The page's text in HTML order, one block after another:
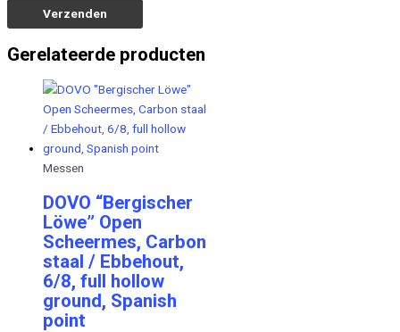
Gerelateerde producten
Messen
DOVO “Bergischer
Löwe” Open
Scheermes, Carbon
staal / Ebbehout,
6/8, full hollow
ground, Spanish
point